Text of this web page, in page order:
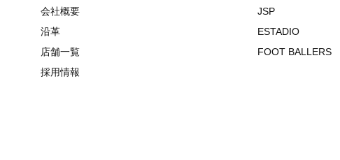
会社概要
沿革
店舗一覧
採用情報
JSP
ESTADIO
FOOT BALLERS